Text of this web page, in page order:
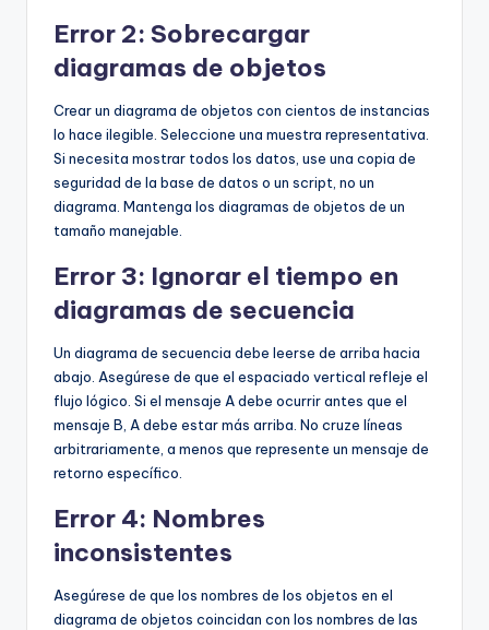
Error 2: Sobrecargar
diagramas de objetos
Crear un diagrama de objetos con cientos de instancias
lo hace ilegible. Seleccione una muestra representativa.
Si necesita mostrar todos los datos, use una copia de
seguridad de la base de datos o un script, no un
diagrama. Mantenga los diagramas de objetos de un
tamaño manejable.
Error 3: Ignorar el tiempo en
diagramas de secuencia
Un diagrama de secuencia debe leerse de arriba hacia
abajo. Asegúrese de que el espaciado vertical refleje el
flujo lógico. Si el mensaje A debe ocurrir antes que el
mensaje B, A debe estar más arriba. No cruze líneas
arbitrariamente, a menos que represente un mensaje de
retorno específico.
Error 4: Nombres
inconsistentes
Asegúrese de que los nombres de los objetos en el
diagrama de objetos coincidan con los nombres de las